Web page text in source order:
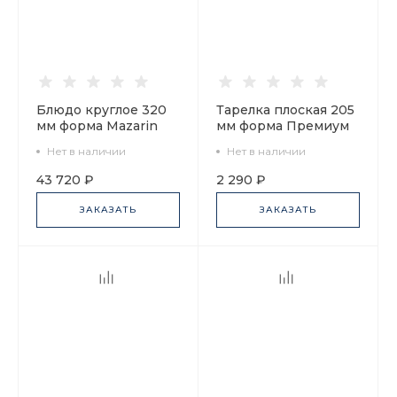
Блюдо круглое 320
мм форма Mazarin
Северная Аврора
арт. 60.08352.00.1
Нет в наличии
43 720 ₽
ЗАКАЗАТЬ
Тарелка плоская 205
мм форма Премиум
Гребешки 2, арт.
80.02646.00.1
Нет в наличии
2 290 ₽
ЗАКАЗАТЬ